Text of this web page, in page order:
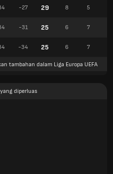
-27 29 8 5
-31 25 6 7
-34 25 6 7
tambahan dalam Liga Europa UEFA
diperluas